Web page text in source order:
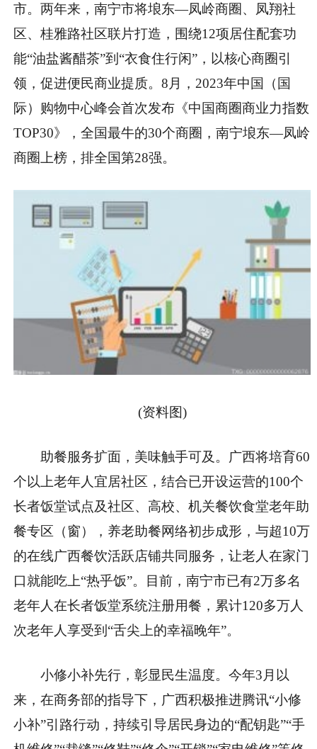
市。两年来，南宁市将埌东—凤岭商圈、凤翔社
区、桂雅路社区联片打造，围绕12项居住配套功
能“油盐酱醋茶”到“衣食住行闲”，以核心商圈引
领，促进便民商业提质。8月，2023年中国（国
际）购物中心峰会首次发布《中国商圈商业力指数
TOP30》，全国最牛的30个商圈，南宁埌东—凤岭
商圈上榜，排全国第28强。
(资料图)
助餐服务扩面，美味触手可及。广西将培育60
个以上老年人宜居社区，结合已开设运营的100个
长者饭堂试点及社区、高校、机关餐饮食堂老年助
餐专区（窗），养老助餐网络初步成形，与超10万
的在线广西餐饮活跃店铺共同服务，让老人在家门
口就能吃上“热乎饭”。目前，南宁市已有2万多名
老年人在长者饭堂系统注册用餐，累计120多万人
次老年人享受到“舌尖上的幸福晚年”。
小修小补先行，彰显民生温度。今年3月以
来，在商务部的指导下，广西积极推进腾讯“小修
小补”引路行动，持续引导居民身边的“配钥匙”“手